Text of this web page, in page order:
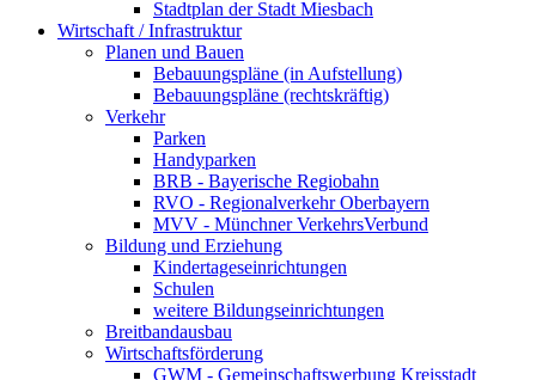
Stadtplan der Stadt Miesbach
Wirtschaft / Infrastruktur
Planen und Bauen
Bebauungspläne (in Aufstellung)
Bebauungspläne (rechtskräftig)
Verkehr
Parken
Handyparken
BRB - Bayerische Regiobahn
RVO - Regionalverkehr Oberbayern
MVV - Münchner VerkehrsVerbund
Bildung und Erziehung
Kindertageseinrichtungen
Schulen
weitere Bildungseinrichtungen
Breitbandausbau
Wirtschaftsförderung
GWM - Gemeinschaftswerbung Kreisstadt